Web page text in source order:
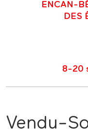
ENCAN-
DES
8-20
Vendu-